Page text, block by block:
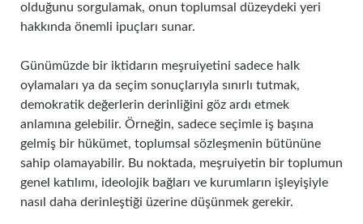
olduğunu sorgulamak, onun toplumsal düzeydeki yeri
hakkında önemli ipuçları sunar.
Günümüzde bir iktidarın meşruiyetini sadece halk
oylamaları ya da seçim sonuçlarıyla sınırlı tutmak,
demokratik değerlerin derinliğini göz ardı etmek
anlamına gelebilir. Örneğin, sadece seçimle iş başına
gelmiş bir hükümet, toplumsal sözleşmenin bütününe
sahip olamayabilir. Bu noktada, meşruiyetin bir toplumun
genel katılımı, ideolojik bağları ve kurumların işleyişiyle
nasıl daha derinleştiği üzerine düşünmek gerekir.